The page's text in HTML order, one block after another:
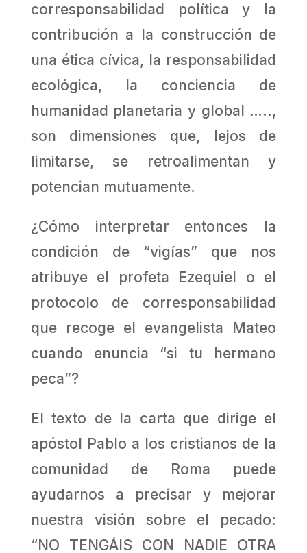
corresponsabilidad política y la
contribución a la construcción de
una ética cívica, la responsabilidad
ecológica, la conciencia de
humanidad planetaria y global …..,
son dimensiones que, lejos de
limitarse, se retroalimentan y
potencian mutuamente.
¿Cómo interpretar entonces la
condición de “vigías” que nos
atribuye el profeta Ezequiel o el
protocolo de corresponsabilidad
que recoge el evangelista Mateo
cuando enuncia “si tu hermano
peca”?
El texto de la carta que dirige el
apóstol Pablo a los cristianos de la
comunidad de Roma puede
ayudarnos a precisar y mejorar
nuestra visión sobre el pecado:
“NO TENGÁIS CON NADIE OTRA